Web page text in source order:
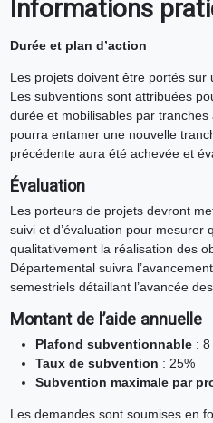
Informations
Durée et plan d’action
Les projets doivent être portés sur
Les subventions sont attribuées
durée et mobilisables par
pourra entamer une nouvelle
précédente aura été achevée et
Évaluation
Les porteurs de projets devront
suivi et d’évaluation pour mesurer
qualitativement la réalisation des
Départemental suivra
semestriels détaillant l’avancée
Montant de l’aide annuelle
Plafond subventionnable: 8
Taux de subvention : 25%
Subvention maximale par
Les demandes sont soumises en